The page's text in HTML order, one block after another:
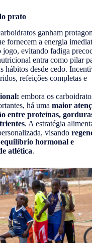
prato
ganham
fornecem a energia
jogo, evitando fadiga
entra como pilar
hábitos desde cedo.
refeições completas e
embora os
há uma maior
entre proteínas,
. A estratégia
visando
hormonal e
atlética.